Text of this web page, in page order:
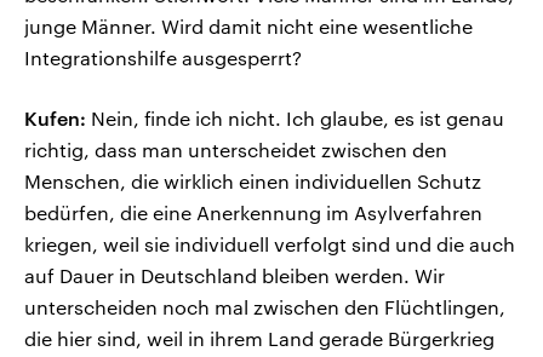
junge Männer. Wird damit nicht eine wesentliche
Integrationshilfe ausgesperrt?
Kufen: Nein, finde ich nicht. Ich glaube, es ist genau
richtig, dass man unterscheidet zwischen den
Menschen, die wirklich einen individuellen Schutz
bedürfen, die eine Anerkennung im Asylverfahren
kriegen, weil sie individuell verfolgt sind und die auch
auf Dauer in Deutschland bleiben werden. Wir
unterscheiden noch mal zwischen den Flüchtlingen,
die hier sind, weil in ihrem Land gerade Bürgerkrieg